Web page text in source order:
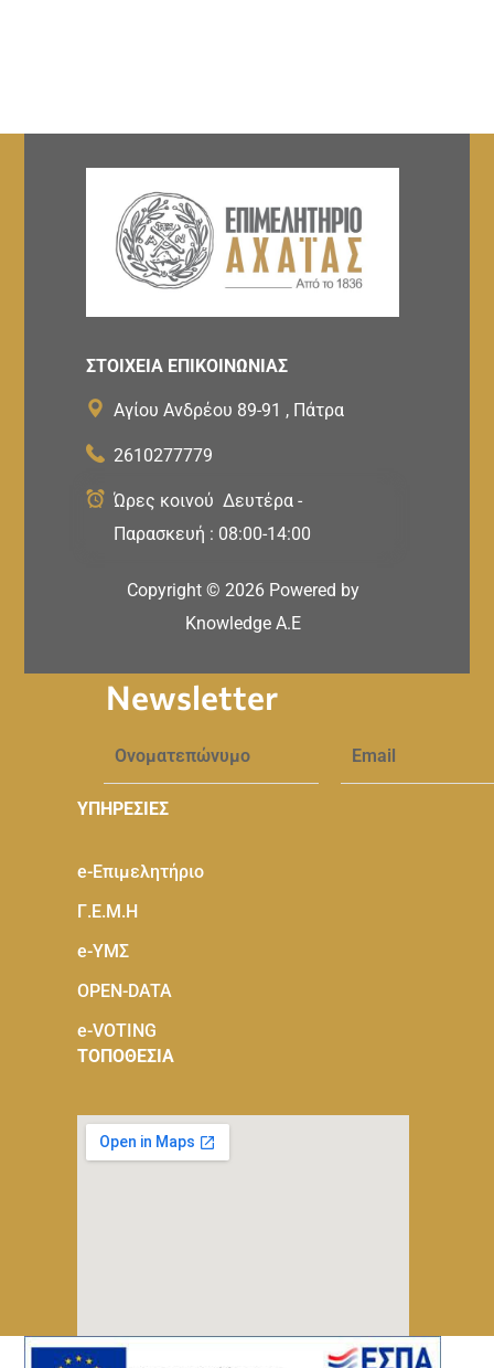
ΣΤΟΙΧΕΙΑ ΕΠΙΚΟΙΝΩΝΙΑΣ
Αγίου Ανδρέου 89-91 , Πάτρα
2610277779
Ώρες κοινού Δευτέρα -
Παρασκευή : 08:00-14:00
Copyright © 2026 Powered by
Knowledge A.E
Newsletter
ΥΠΗΡΕΣΙΕΣ
e-Eπιμελητήριο
Γ.Ε.Μ.Η
e-ΥΜΣ
OPEN-DATA
e-VOTING
ΤΟΠΟΘΕΣΙΑ